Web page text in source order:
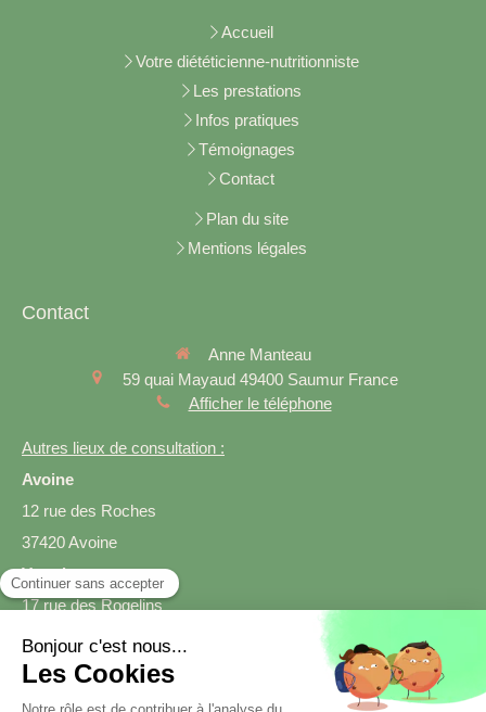
Accueil
Votre diététicienne-nutritionniste
Les prestations
Infos pratiques
Témoignages
Contact
Plan du site
Mentions légales
Contact
Anne Manteau
59 quai Mayaud 49400 Saumur France
Afficher le téléphone
Autres lieux de consultation :
Avoine
12 rue des Roches
37420 Avoine
Varrains
17 rue des Rogelins
49400 Varrains
Prendre rendez-vous